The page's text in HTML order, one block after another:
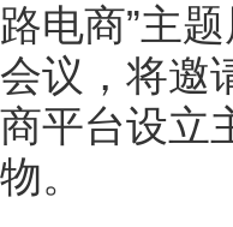
路电商”主
会议，将邀
商平台设立
物。